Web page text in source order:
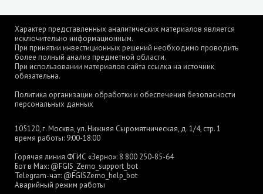
Характер представленных аналитических материалов является
исключительно информационным.
При принятии инвестиционных решений необходимо проводить
более полный анализ предметной области.
При использовании материалов сайта ссылка на источник
обязательна.
Политика организации обработки и обеспечения безопасности
персональных данных
105120, г. Москва, ул. Нижняя Сыромятническая, д. 1/4, стр. 1
время работы: 9:00-18:00
Горячая линия ФГИС «Зерно»: 8 800 250-85-64
Бот в Max: @FGIS_Zerno_support_bot
Telegram-чат: @FGISZerno_help_bot
Аварийный режим работы